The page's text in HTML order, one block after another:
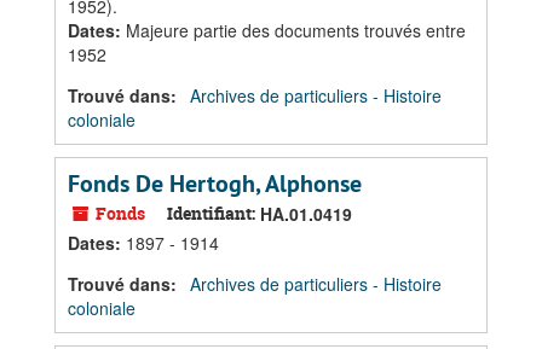
1952).
Dates: Majeure partie des documents trouvés entre
1952
Trouvé dans: Archives de particuliers - Histoire
coloniale
Fonds De Hertogh, Alphonse
Fonds Identifiant: HA.01.0419
Dates: 1897 - 1914
Trouvé dans: Archives de particuliers - Histoire
coloniale